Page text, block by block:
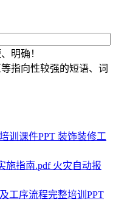
明确！
指向性较强的短语、词
装饰装修工
火灾自动报